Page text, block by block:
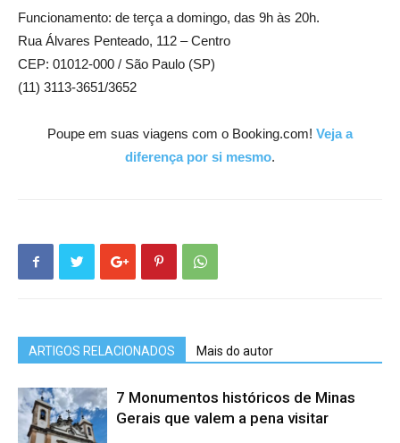
Funcionamento: de terça a domingo, das 9h às 20h.
Rua Álvares Penteado, 112 – Centro
CEP: 01012-000 / São Paulo (SP)
(11) 3113-3651/3652
Poupe em suas viagens com o Booking.com! Veja a
diferença por si mesmo.
ARTIGOS RELACIONADOS Mais do autor
7 Monumentos históricos de Minas
Gerais que valem a pena visitar